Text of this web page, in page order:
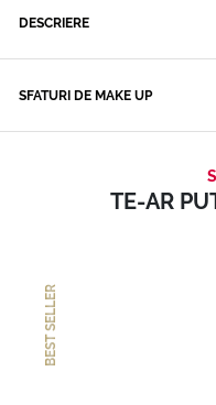
DESCRIERE
SFATURI DE MAKE UP
TE-AR
BEST SELLER